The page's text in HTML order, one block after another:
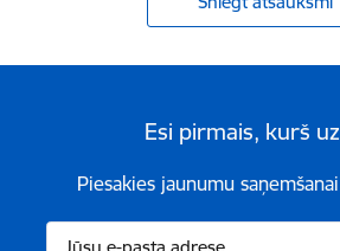
Esi pirmais, kurš
Piesakies jaunumu